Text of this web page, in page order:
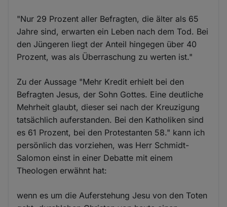
"Nur 29 Prozent aller Befragten, die älter als 65
Jahre sind, erwarten ein Leben nach dem Tod. Bei
den Jüngeren liegt der Anteil hingegen über 40
Prozent, was als Überraschung zu werten ist."
Zu der Aussage "Mehr Kredit erhielt bei den
Befragten Jesus, der Sohn Gottes. Eine deutliche
Mehrheit glaubt, dieser sei nach der Kreuzigung
tatsächlich auferstanden. Bei den Katholiken sind
es 61 Prozent, bei den Protestanten 58." kann ich
persönlich das vorziehen, was Herr Schmidt-
Salomon einst in einer Debatte mit einem
Theologen erwähnt hat:
wenn es um die Auferstehung Jesu von den Toten